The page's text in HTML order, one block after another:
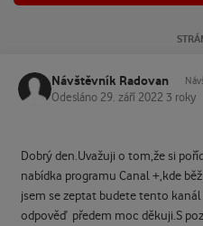
Návštěvník Radovan
Odesláno 29. září 2022 3 roky
Dobrý den.Uvažuji o tom,že si
nabídka programu Canal +,kde
jsem se zeptat budete tento kanál
odpověď předem moc děkuji.S